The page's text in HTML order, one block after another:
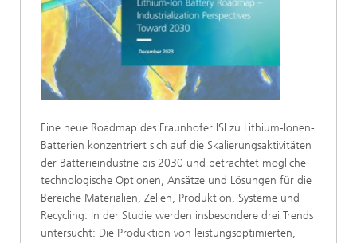
Eine neue Roadmap des Fraunhofer ISI zu Lithium-Ionen-
Batterien konzentriert sich auf die Skalierungsaktivitäten
der Batterieindustrie bis 2030 und betrachtet mögliche
technologische Optionen, Ansätze und Lösungen für die
Bereiche Materialien, Zellen, Produktion, Systeme und
Recycling. In der Studie werden insbesondere drei Trends
untersucht: Die Produktion von leistungsoptimierten,